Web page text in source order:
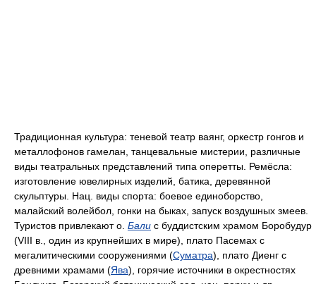
Традиционная культура: теневой театр ваянг, оркестр гонгов и
металлофонов гамелан, танцевальные мистерии, различные
виды театральных представлений типа оперетты. Ремёсла:
изготовление ювелирных изделий, батика, деревянной
скульптуры. Нац. виды спорта: боевое единоборство,
малайский волейбол, гонки на быках, запуск воздушных змеев.
Туристов привлекают о. Бали с буддистским храмом Боробудур
(VIII в., один из крупнейших в мире), плато Пасемах с
мегалитическими сооружениями (Суматра), плато Диенг с
древними храмами (Ява), горячие источники в окрестностях